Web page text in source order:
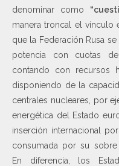
denominar como
manera troncal el vínculo
que la Federación Rusa
potencia con cuotas de
contando con recursos
disponiendo de la
centrales nucleares, por
energética del Estado
inserción internacional
consumada por su sobre
En diferencia, los